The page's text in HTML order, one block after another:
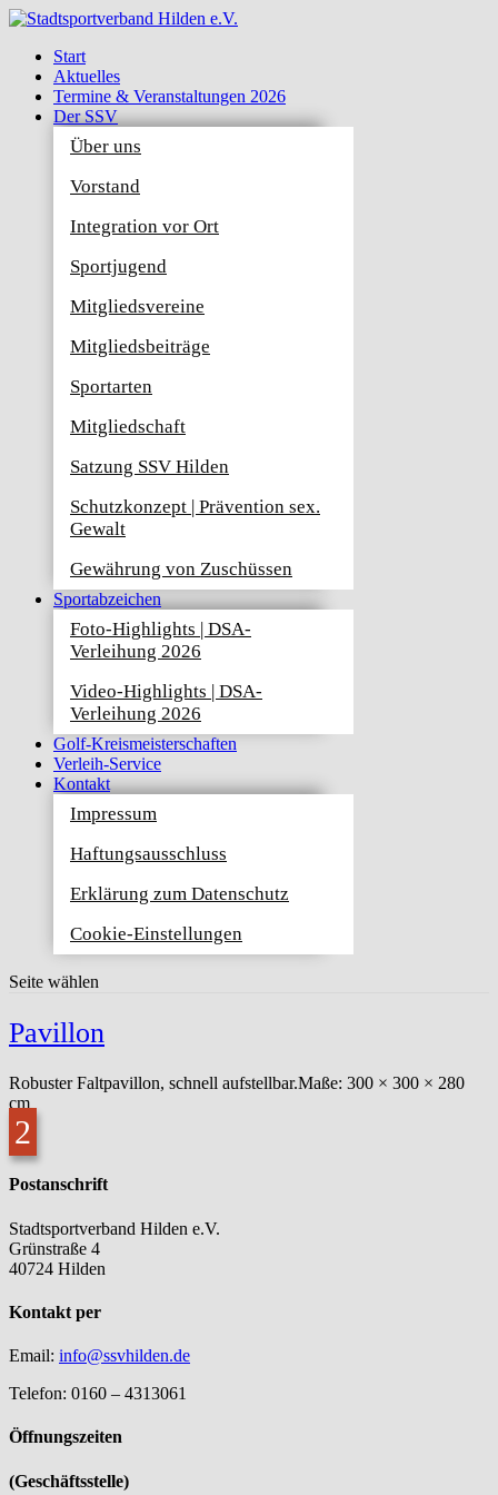
Start
Aktuelles
Termine & Veranstaltungen 2026
Der SSV
Über uns
Vorstand
Integration vor Ort
Sportjugend
Mitgliedsvereine
Mitgliedsbeiträge
Sportarten
Mitgliedschaft
Satzung SSV Hilden
Schutzkonzept | Prävention sex.
Gewalt
Gewährung von Zuschüssen
Sportabzeichen
Foto-Highlights | DSA-
Verleihung 2026
Video-Highlights | DSA-
Verleihung 2026
Golf-Kreismeisterschaften
Verleih-Service
Kontakt
Impressum
Haftungsausschluss
Erklärung zum Datenschutz
Cookie-Einstellungen
Seite wählen
Pavillon
Robuster Faltpavillon, schnell aufstellbar.Maße: 300 × 300 × 280
cm
Postanschrift
Stadtsportverband Hilden e.V.
Grünstraße 4
40724 Hilden
Kontakt per
Email: info@ssvhilden.de
Telefon: 0160 – 4313061
Öffnungszeiten
(Geschäftsstelle)